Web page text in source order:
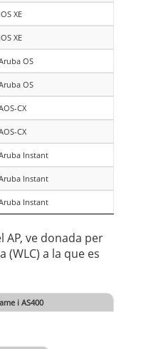
XE
XE
OS
OS
CX
CX
Instant
Instant
Instant
ve donada per
a la que es
i AS400